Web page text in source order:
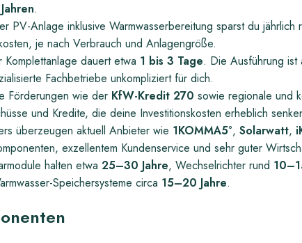
.
PV-Anlage inklusive Warmwasserbereitung sparst du jährlich
je nach Verbrauch und Anlagengröße.
Komplettanlage dauert etwa 1 bis 3 Tage. Die Ausführung ist
Fachbetriebe unkompliziert für dich.
Förderungen wie der KfW-Kredit 270 sowie regionale und
und Kredite, die deine Investitionskosten erheblich
überzeugen aktuell Anbieter wie 1KOMMA5°, Solarwatt,
exzellentem Kundenservice und sehr guter
halten etwa 25–30 Jahre, Wechselrichter rund
Speichersysteme circa 15–20 Jahre.